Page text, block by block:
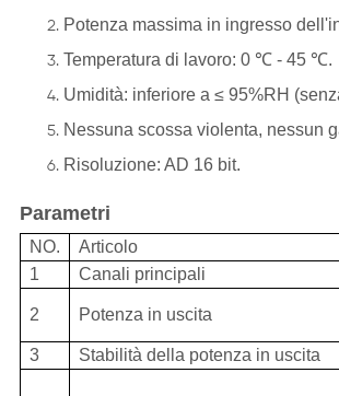
Potenza massima in ingresso
Temperatura di lavoro: 0 ℃ - 45 ℃.
Umidità: inferiore a ≤ 95%RH
Nessuna scossa violenta, nessun
Risoluzione: AD 16 bit.
Parametri
NO. Articolo
1
Canali principali
2 Potenza in uscita
3
Stabilità della potenza in uscita